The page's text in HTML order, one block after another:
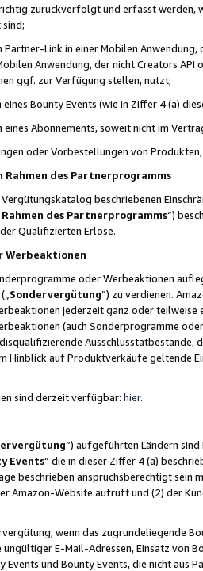
zurückverfolgt und erfasst werden,
Link in einer Mobilen
Anwendung, der nicht Creators
ggf. zur Verfügung stellen, nutzt;
eines Bounty Events (wie in Ziffer 4 (a)
Abonnements, soweit nicht im
oder Vorbestellungen von
des Partnerprogramms
beschriebenen
des Partnerprogramms“)
Qualifizierten Erlöse.
Werbeaktionen
oder Werbeaktionen
Sondervergütung”) zu verdienen.
jederzeit ganz oder
(auch Sonderprogramme
Ausschlusstatbestände,
Hinblick auf Produktverkäufe geltende
sind derzeit verfügbar: hier.
“) aufgeführten Ländern
Events“ die in dieser Ziffer 4 (a)
beschrieben anspruchsberechtigt sein
Amazon-Website aufruft und (2) der
wenn das zugrundeliegende
E-Mail-Adressen, Einsatz von
Events und Bounty Events, die nicht